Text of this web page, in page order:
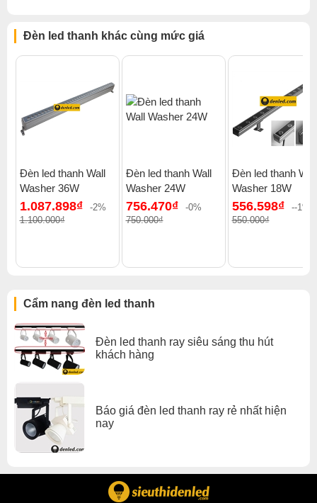
thanh nhôm KR-5035AJ
Thanh nhôm định hình đèn led Thanh nhôm dùng phù
hợp nhất với đèn led dây dán công suất cao.
Đèn led thanh khác cùng mức giá
Đèn led thanh Wall
Washer 36W
1.087.898₫
-2%
1.100.000₫
Đèn led thanh Wall
Washer 24W
756.470₫
-0%
750.000₫
Đèn led thanh Wall
Washer 18W
556.598₫
--1%
550.000₫
Cẩm nang đèn led thanh
Đèn led thanh ray siêu sáng thu hút
khách hàng
Báo giá đèn led thanh ray rẻ nhất hiện
nay